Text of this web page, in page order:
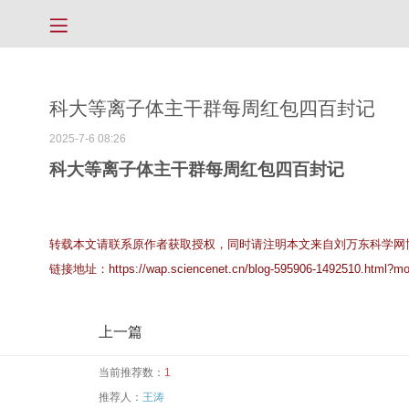
科大等离子体主干群每周红包四百封记
2025-7-6 08:26
科大等离子体主干群每周红包四百封记
转载本文请联系原作者获取授权，同时请注明本文来自刘万东科学网
链接地址： https://wap.sciencenet.cn/blog-595906-
上一篇
当前推荐数： 1
推荐人： 王涛